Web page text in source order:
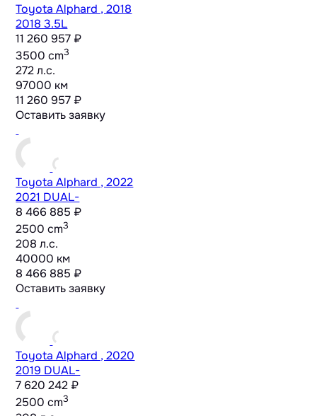
Toyota Alphard , 2018
2018 3.5L
11 260 957 ₽
3500 cm3
272 л.с.
97000 км
11 260 957 ₽
Оставить заявку
Toyota Alphard , 2022
2021 DUAL-
8 466 885 ₽
2500 cm3
208 л.с.
40000 км
8 466 885 ₽
Оставить заявку
Toyota Alphard , 2020
2019 DUAL-
7 620 242 ₽
2500 cm3